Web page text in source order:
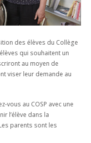
des élèves du Collège
qui souhaitent un
au moyen de
viser leur demande au
vous au COSP avec une
l’élève dans la
parents sont les